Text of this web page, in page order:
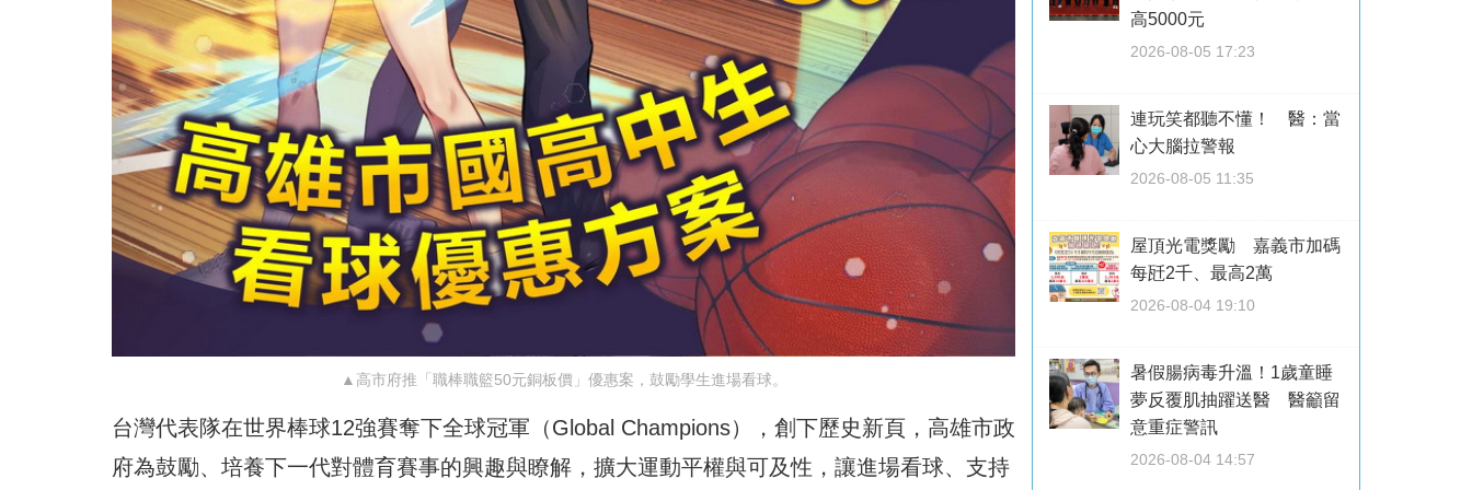
▲高市府推「職棒職籃50元銅板價」優惠案，鼓勵學生進場看球。
台灣代表隊在世界棒球12強賽奪下全球冠軍（Global Champions），創下歷史新頁，高雄市政
府為鼓勵、培養下一代對體育賽事的興趣與瞭解，擴大運動平權與可及性，讓進場看球、支持
高5000元
2026-08-05 17:23
連玩笑都聽不懂！ 醫：當
心大腦拉警報
2026-08-05 11:35
屋頂光電獎勵 嘉義市加碼
每瓩2千、最高2萬
2026-08-04 19:10
暑假腸病毒升溫！1歲童睡
夢反覆肌抽躍送醫 醫籲留
意重症警訊
2026-08-04 14:57